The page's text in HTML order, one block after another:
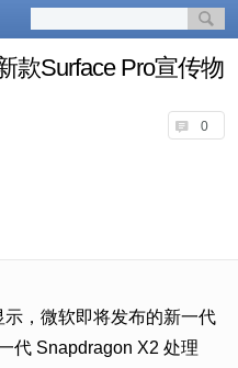
款Surface Pro宣传物
0
，微软即将发布的新一代
代 Snapdragon X2 处理